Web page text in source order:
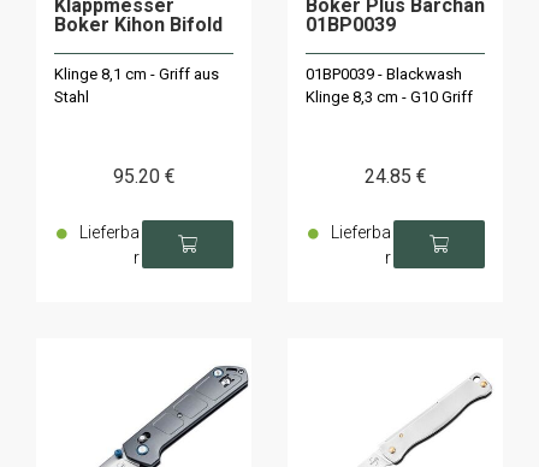
Klappmesser
Boker Kihon Bifold
Klinge 8,1 cm - Griff aus
Stahl
95.20 €
Lieferba
r
Boker Plus Barchan
01BP0039
01BP0039 - Blackwash
Klinge 8,3 cm - G10 Griff
24.85 €
Lieferba
r